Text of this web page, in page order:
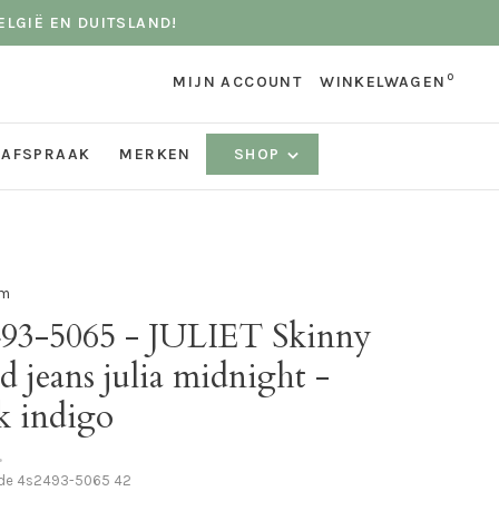
EN DUITSLAND!
MIJN ACCOUNT WINKELWAGEN 0
MERKEN SHOP
5065 - JULIET Skinny
jeans julia midnight -
indigo
•
4s2493-5065 42